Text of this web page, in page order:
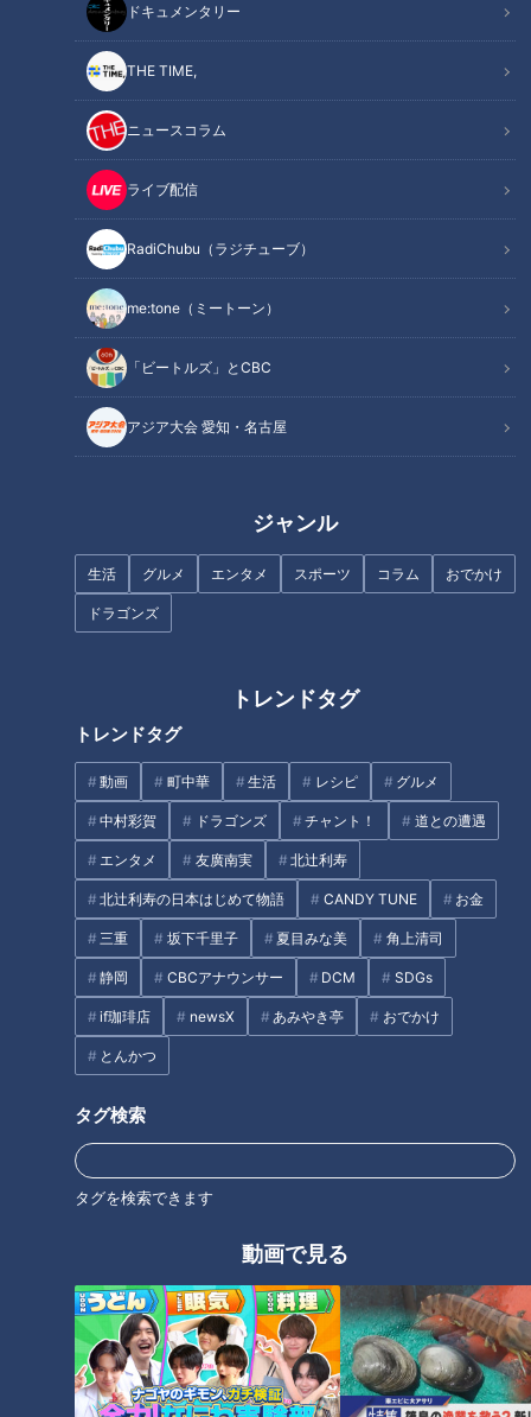
ドキュメンタリー
THE TIME,
ニュースコラム
ライブ配信
RadiChubu（ラジチューブ）
me:tone（ミートーン）
「ビートルズ」とCBC
アジア大会 愛知・名古屋
ジャンル
生活 グルメ エンタメ スポーツ コラム おでかけ
ドラゴンズ
トレンドタグ
トレンドタグ
動画 町中華 生活 レシピ グルメ
中村彩賀 ドラゴンズ チャント！ 道との遭遇
エンタメ 友廣南実 北辻利寿
北辻利寿の日本はじめて物語 CANDY TUNE お金
三重 坂下千里子 夏目みな美 角上清司
静岡 CBCアナウンサー DCM SDGs
if珈琲店 newsX あみやき亭 おでかけ
とんかつ
タグ検索
タグを検索できます
動画で見る
ほぼ三重・津市だけ愛されフー
ド『高虎ドッグ』をいただきま
す！【愛されフード】
病院のウラ側 人命救う薬剤師
「何でこれ買わないの？」東海
地方のドン・キホーテ店員140
人に聞いた！イチオシの食品5
超美味！大内山瓶バター 手間ひ
まかけまくりの逸品
『マヂ学校に向かいます』マヂ
グルメ チャント！ 加藤愛 愛されフード
番組紹介
チャント！
食べなきゃ損する！愛されフード
身近な生活情報から芸能、どこよりも詳しい天気情報などなど、東
海3県にとことん寄り添う新しい報道・情報番組。毎週月～金曜 午
オススメ関連コンテンツ